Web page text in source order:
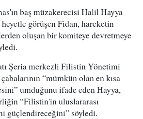
baş müzakerecisi Halil Hayya
görüşen Fidan, hareketin
oluşan bir komiteye devretmeye
Şeria merkezli Filistin Yönetimi
“mümkün olan en kısa
umduğunu ifade eden Hayya,
“Filistin'in uluslararası
güçlendireceğini” söyledi.